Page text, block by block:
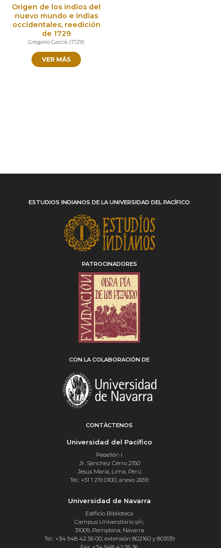
Origen de los indios del
nuevo mundo e indias
occidentales, reedición
de 1729
Gregorio García (1729)
VER MÁS
ESTUDIOS INDIANOS DE LA UNIVERSIDAD DEL PACÍFICO
PATROCINADORES
CON LA COLABORACIÓN DE
CONTÁCTENOS
Universidad del Pacífico
Pabellón I
Jr. Sánchez Cerro 2150
Jesús María, Lima, Perú
Tel.: +51 1 219 0100, anexo 2659
Universidad de Navarra
Edificio Biblioteca
Campus Universitario s/n,
31009, Pamplona, Navarra
Tel.: +34 948 42 56 00, extensión 802160 y 803139